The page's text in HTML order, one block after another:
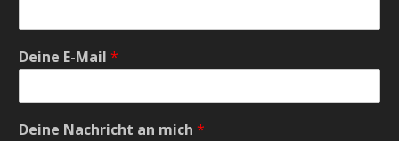
Deine E-Mail *
Deine Nachricht an mich *